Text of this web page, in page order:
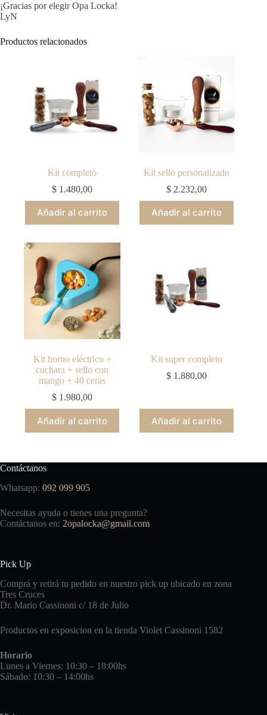
¡Gracias por elegir Opa Locka!
LyN
Productos relacionados
Kit completo
$ 1.480,00
Añadir al carrito
Kit sello personalizado
$ 2.232,00
Añadir al carrito
Kit horno eléctrico +
cuchara + sello con
mango + 40 ceras
$ 1.980,00
Añadir al carrito
Kit super completo
$ 1.880,00
Añadir al carrito
Contáctanos
Whatsapp: 092 099 905
Necesitas ayuda o tienes una pregunta?
Contáctanos en: 2opalocka@gmail.com
Pick Up
Comprá y retirá tu pedido en nuestro pick up ubicado en zona
Tres Cruces
Dr. Mario Cassinoni c/ 18 de Julio
Productos en exposicion en la tienda Violet Cassinoni 1582
Horario
Lunes a Viernes: 10:30 – 18:00hs
Sábado: 10:30 – 14:00hs